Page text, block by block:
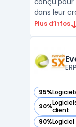
conçu pour
dans leur
plateforme
service
no-code,
Plus d’infos
95%
— voir
90%client
— voir
90%
— voir